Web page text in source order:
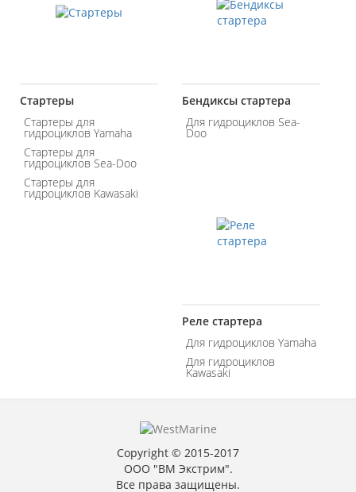
Стартеры
Стартеры для
гидроциклов Yamaha
Стартеры для
гидроциклов Sea-Doo
Стартеры для
гидроциклов Kawasaki
Бендиксы стартера
Для гидроциклов Sea-
Doo
Реле стартера
Для гидроциклов Yamaha
Для гидроциклов
Kawasaki
Copyright © 2015-2017
ООО "ВМ Экстрим".
Все права защищены.